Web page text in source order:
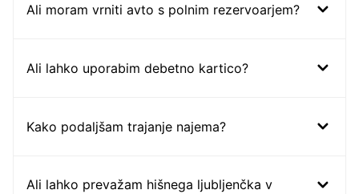
Ali moram vrniti avto s polnim rezervoarjem?
Ali lahko uporabim debetno kartico?
Kako podaljšam trajanje najema?
Ali lahko prevažam hišnega ljubljenčka v